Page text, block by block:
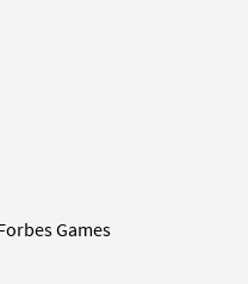
Games